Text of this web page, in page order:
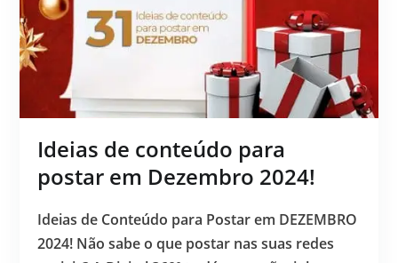
Ideias de conteúdo para
postar em Dezembro 2024!
Ideias de Conteúdo para Postar em DEZEMBRO
2024! Não sabe o que postar nas suas redes